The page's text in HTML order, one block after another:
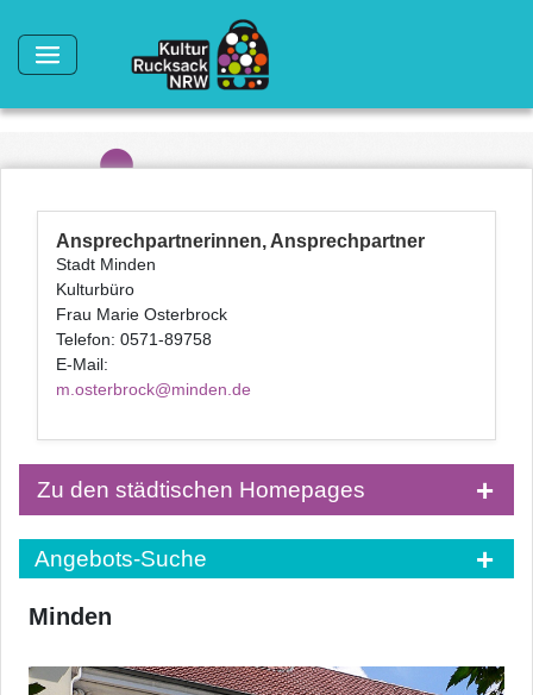
Ansprechpartnerinnen, Ansprechpartner
Stadt Minden
Kulturbüro
Frau Marie Osterbrock
Telefon: 0571-89758
E-Mail:
m.osterbrock@minden.de
Zu den städtischen Homepages
Angebots-Suche
Minden